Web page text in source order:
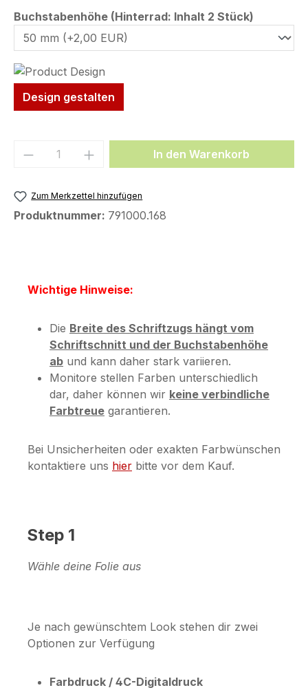
Buchstabenhöhe (Hinterrad: Inhalt 2 Stück)
Design gestalten
Produkt Anzahl: Gib denIn den Warenkorb
Zum Merkzettel hinzufügen
Produktnummer: 791000.168
Wichtige Hinweise:
Die Breite des Schriftzugs hängt vom
Schriftschnitt und der Buchstabenhöhe
ab und kann daher stark variieren.
Monitore stellen Farben unterschiedlich
dar, daher können wir keine verbindliche
Farbtreue garantieren.
Bei Unsicherheiten oder exakten Farbwünschen
kontaktiere uns hier bitte vor dem Kauf.
Step 1
Wähle deine Folie aus
Je nach gewünschtem Look stehen dir zwei
Optionen zur Verfügung
Farbdruck / 4C-Digitaldruck